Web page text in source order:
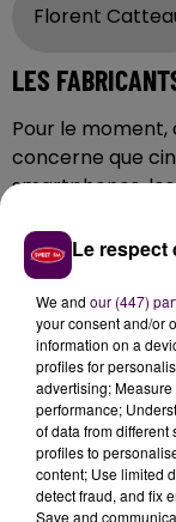
Florent
LES
Pour le
concerne que
smartphones,
linge à hublot
système de
d’appareils
c’est que ce
déterminent la
produits."Il faut
le jeu. Après, on
associations de
les règles sont
Florent
Le respect
We and our (447)
your consent and/or
information on a
profiles for
advertising;
performance;
of data from
profiles to
content; Use limited
detect fraud, and fix
Save and